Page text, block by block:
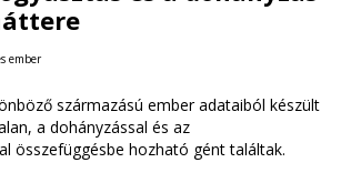
ember
származású ember adataiból készült
a dohányzással és az
összefüggésbe hozható gént találtak.